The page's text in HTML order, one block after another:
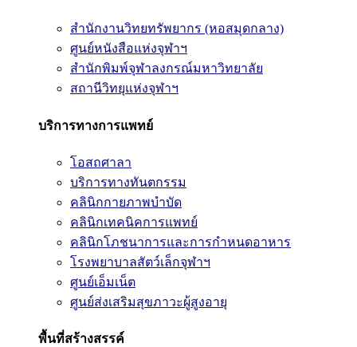
สำนักงานวิทยทรัพยากร (หอสมุดกลาง)
ศูนย์หนังสือแห่งจุฬาฯ
สำนักพิมพ์จุฬาลงกรณ์มหาวิทยาลัย
สถานีวิทยุแห่งจุฬาฯ
บริการทางการแพทย์
โอสถศาลา
บริการทางทันตกรรม
คลินิกกายภาพบำบัด
คลินิกเทคนิคการแพทย์
คลินิกโภชนาการและการกำหนดอาหาร
โรงพยาบาลสัตว์เล็กจุฬาฯ
ศูนย์เอ็มเน็ต
ศูนย์ส่งเสริมสุขภาวะผู้สูงอายุ
พื้นที่สร้างสรรค์